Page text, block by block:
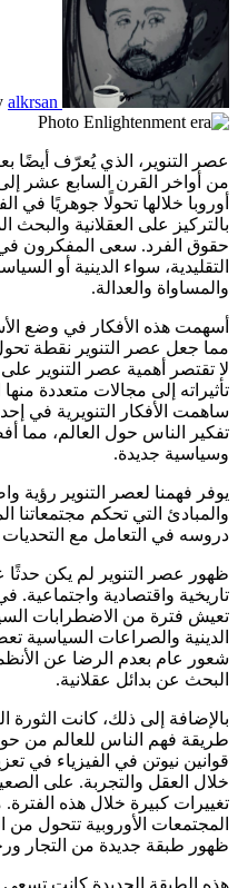
alkrsan
عصر التنوير، الذي يُعرّف أيضًا بعصر العقل، هو فترة تاريخية امتدت
من أواخر القرن السابع عشر
أوروبا خلالها تحولًا جوهريًا في
بالتركيز على العقلانية
حقوق الفرد. سعى المفكرون
التقليدية، سواء الدينية أو
والمساواة والعدالة.
أسهمت هذه الأفكار في وضع
مما جعل عصر التنوير نقطة
لا تقتصر أهمية عصر التنوير على
تأثيراته إلى مجالات متعددة
ساهمت الأفكار التنويرية في
تفكير الناس حول العالم، مما
وسياسية جديدة.
يوفر فهمنا لعصر التنوير رؤية
والمبادئ التي تحكم مجتمعاتنا
دروسه في التعامل مع التحديات
ظهور عصر التنوير لم يكن حدثًا
تاريخية واقتصادية واجتماعية.
تعيش فترة من الاضطرابات
الدينية والصراعات السياسية
شعور عام بعدم الرضا عن
البحث عن بدائل عقلانية.
بالإضافة إلى ذلك، كانت الثورة
طريقة فهم الناس للعالم من
قوانين نيوتن في الفيزياء في
خلال العقل والتجربة. على
تغييرات كبيرة خلال هذه الفترة.
المجتمعات الأوروبية تتحول من
ظهور طبقة جديدة من التجار
هذه الطبقة الجديدة كانت